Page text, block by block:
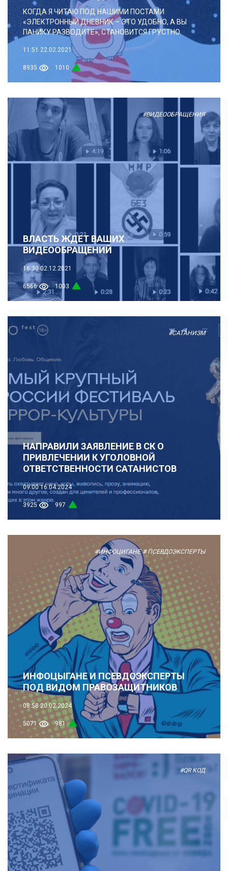
КОГДА Я ЧИТАЮ ПОД НАШИМИ ПОСТАМИ
«ЭЛЕКТРОННЫЙ ДНЕВНИК – ЭТО УДОБНО, А ВЫ
ПАНИКУ РАЗВОДИТЕ», СТАНОВИТСЯ ГРУСТНО.
11:51 22.02.2021
8935 1010
#ВИДЕООБРАЩЕНИЯ
ВЛАСТЬ ЖДЕТ ВАШИХ
ВИДЕООБРАЩЕНИЙ
16:30 02.12.2021
6566 1003
#САТАНИЗМ
НАПРАВИЛИ ЗАЯВЛЕНИЕ В СК О
ПРИВЛЕЧЕНИИ К УГОЛОВНОЙ
ОТВЕТСТВЕННОСТИ САТАНИСТОВ
09:00 16.04.2024
3925 997
#ИНФОЦИГАНЕ # ПСЕВДОЭКСПЕРТЫ
ИНФОЦЫГАНЕ И ПСЕВДОЭКСПЕРТЫ
ПОД ВИДОМ ПРАВОЗАЩИТНИКОВ
08:58 20.02.2024
5071 981
#QR КОД